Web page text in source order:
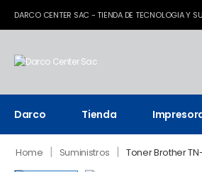
DARCO CENTER SAC - TIENDA DE TECNOLOGIA Y
Darco Tienda
Home | Suministros | Toner Brother